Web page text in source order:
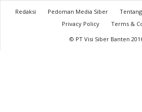
Redaksi Pedoman Media Siber
Privacy Policy
Terms &
© PT Visi Siber Banten